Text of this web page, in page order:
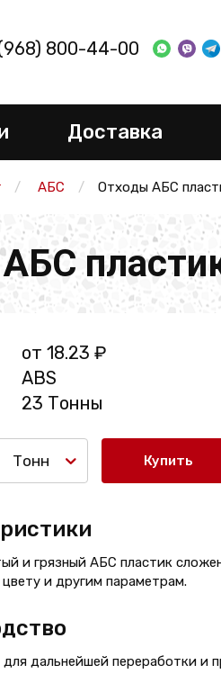
800-44-00
Доставка
АБС Отходы АБС
от 18.23 ₽
ABS
23 Тонны
Тонн Купить
и грязный АБС пластик
и другим параметрам.
для дальнейшей переработки и